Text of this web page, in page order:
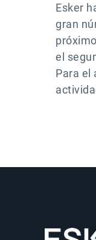
Esker
gran
el
Para el